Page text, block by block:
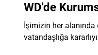
WD'de
İşimizin her
vatandaşlığa